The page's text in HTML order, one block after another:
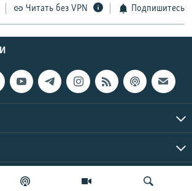
Читать без VPN Подпишитесь
© 2026 RFE/RL, Inc. | Все права защищены.